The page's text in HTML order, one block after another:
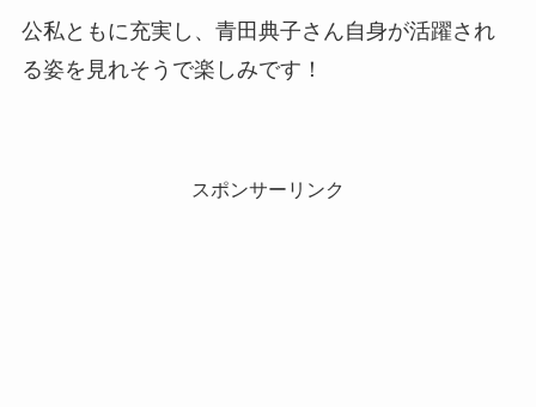
公私ともに充実し、青田典子さん自身が活躍され
る姿を見れそうで楽しみです！
スポンサーリンク